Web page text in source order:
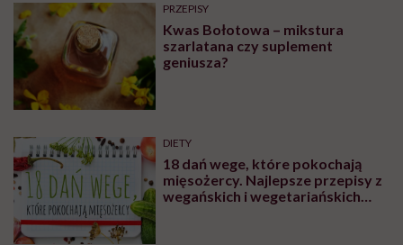
PRZEPISY
Kwas Bołotowa – mikstura
szarlatana czy suplement
geniusza?
DIETY
18 dań wege, które pokochają
mięsożercy. Najlepsze przepisy z
wegańskich i wegetariańskich